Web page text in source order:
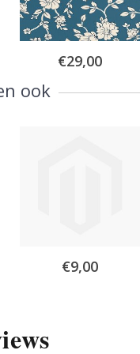
Special
Price
€29,00
ook
Special
Price
€9,00